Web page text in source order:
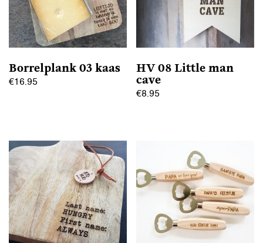
Borrelplank 03 kaas
€16.95
HV 08 Little man
cave
€8.95